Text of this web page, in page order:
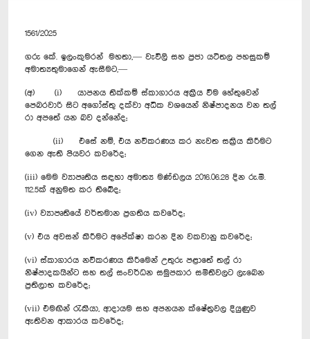
1561/2025
ගරු කේ. ඉලංකුමරන් මහතා,— වැවිලි සහ ප්‍රජා යටිතල පහසුකම්
අමාත්‍යතුමාගෙන් ඇසීමට,—
(අ) (i) යාපනය තික්කම් ස්කාගාරය අක්‍රිය වීම හේතුවෙන්
පෙබරවාරි සිට අගෝස්තු දක්වා අධික වශයෙන් නිෂ්පාදනය වන තල්
රා අපතේ යන බව දන්නේද;
(ii) එසේ නම්, එය නවීකරණය කර නැවත සක්‍රිය කිරීමට
ගෙන ඇති පියවර කවරේද;
(iii) මෙම ව්‍යාපෘතිය සඳහා අමාත්‍ය මණ්ඩලය 2016.06.28 දින රු.මි.
112.5ක් අනුමත කර තිබේද;
(iv) ව්‍යාපෘතියේ වර්තමාන ප්‍රගතිය කවරේද;
(v) එය අවසන් කිරීමට අපේක්ෂා කරන දින වකවානු කවරේද;
(vi) ස්කාගාරය නවීකරණය කිරීමෙන් උතුරු පළාතේ තල් රා
නිෂ්පාදකයින්ට සහ තල් සංවර්ධන සමුපකාර සමිතිවලට ලැබෙන
ප්‍රතිලාභ කවරේද;
(vii) එමඟින් රැකියා, ආදායම සහ අපනයන ක්ෂේත්‍රවල දියුණුව
ඇතිවන ආකාරය කවරේද;